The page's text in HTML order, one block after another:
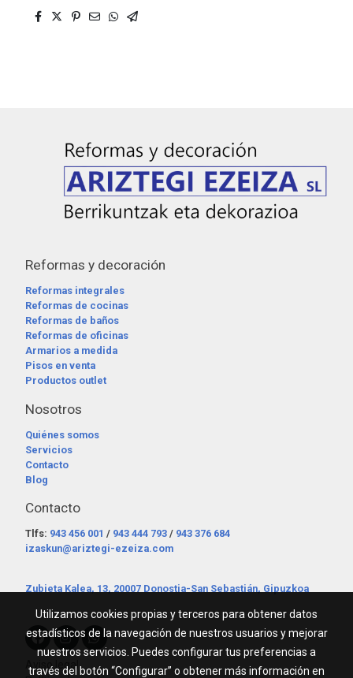
Reformas y decoración
Reformas integrales
Reformas de cocinas
Reformas de baños
Reformas de oficinas
Armarios a medida
Pisos en venta
Productos outlet
Nosotros
Quiénes somos
Servicios
Contacto
Blog
Contacto
Tlfs: 943 456 001 / 943 444 793 / 943 376 684
izaskun@ariztegi-ezeiza.com
Zubieta Kalea, 13, 20007 Donostia-San Sebastián, Gipuzkoa
Aviso legal
Utilizamos cookies propias y terceros para obtener datos
estadísticos de la navegación de nuestros usuarios y mejorar
nuestros servicios. Puedes configurar tus preferencias a
través del botón “Configurar” o obtener más información en